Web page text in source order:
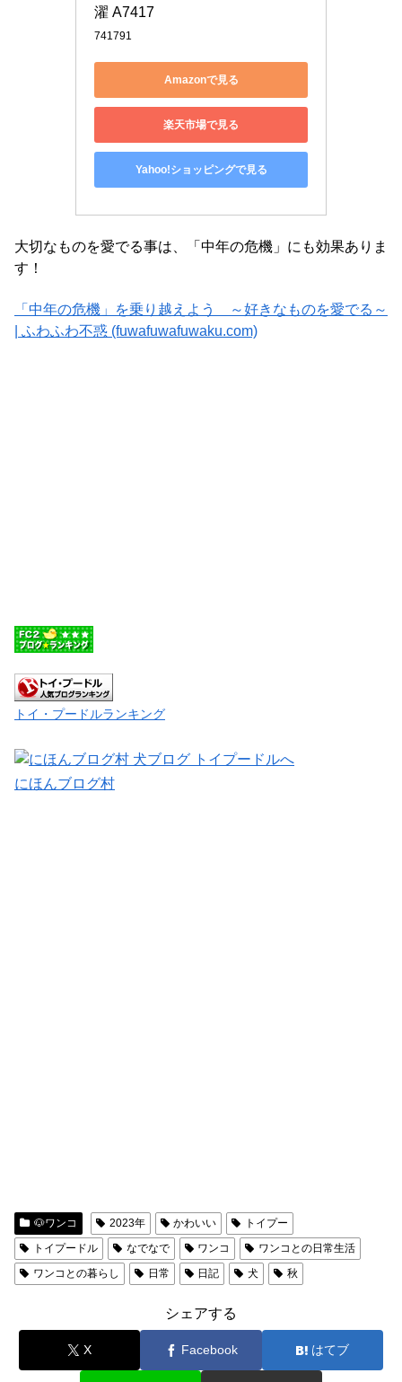
濯 A7417
741791
Amazonで見る
楽天市場で見る
Yahoo!ショッピングで見る
大切なものを愛でる事は、「中年の危機」にも効果ありま
す！
「中年の危機」を乗り越えよう ～好きなものを愛でる～
| ふわふわ不惑 (fuwafuwafuwaku.com)
トイ・プードルランキング
にほんブログ村
🐶ワンコ 2023年 かわいい
トイプー
トイプードル
なでなで ワンコ
ワンコとの日常生活
ワンコとの暮らし
日常 日記 犬 秋
シェアする
X Facebook はてブ